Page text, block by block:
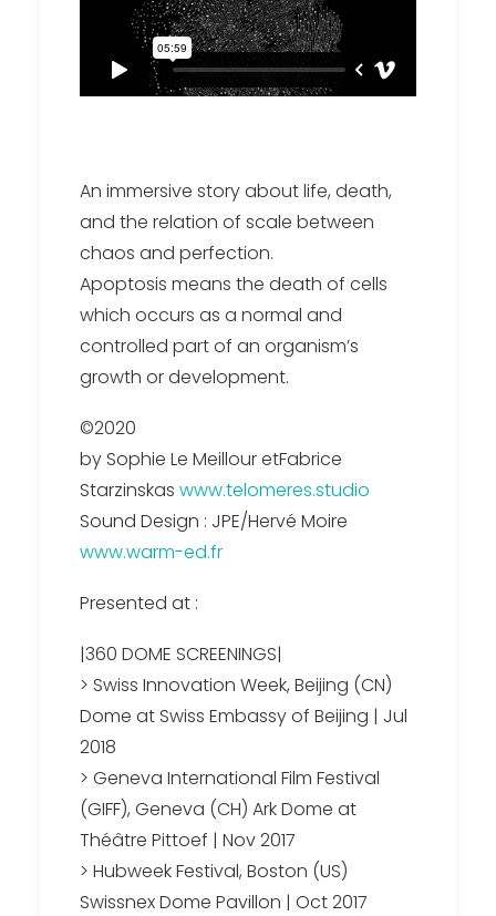
An immersive story about life, death,
and the relation of scale between
chaos and perfection.
Apoptosis means the death of cells
which occurs as a normal and
controlled part of an organism’s
growth or development.
©2020
by Sophie Le Meillour etFabrice
Starzinskas www.telomeres.studio
Sound Design : JPE/Hervé Moire
www.warm-ed.fr
Presented at :
|360 DOME SCREENINGS|
> Swiss Innovation Week, Beijing (CN)
Dome at Swiss Embassy of Beijing | Jul
2018
> Geneva International Film Festival
(GIFF), Geneva (CH) Ark Dome at
Théâtre Pittoef | Nov 2017
> Hubweek Festival, Boston (US)
Swissnex Dome Pavillon | Oct 2017